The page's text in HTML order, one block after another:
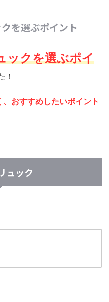
を選ぶポイント
ックを選ぶポイ
！
おすすめしたいポイント
ュック